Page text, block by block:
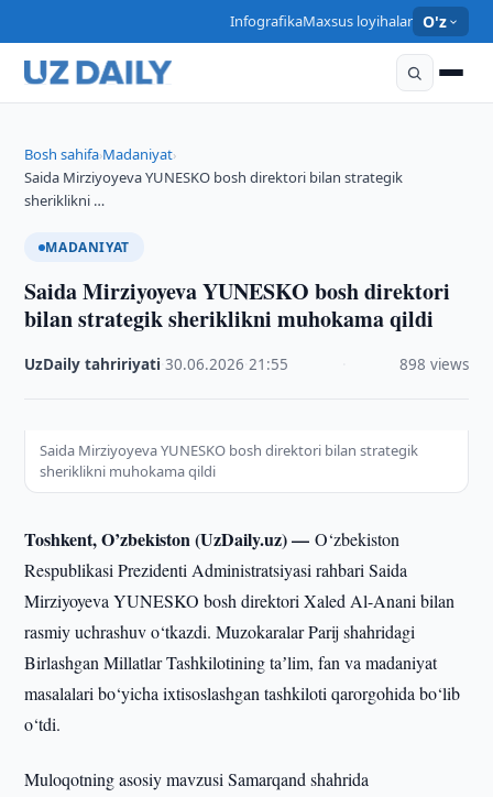
InfografikaMaxsus loyihalar O'z
Bosh sahifa›Madaniyat›
Saida Mirziyoyeva YUNESKO bosh direktori bilan strategik
sheriklikni …
MADANIYAT
Saida Mirziyoyeva YUNESKO bosh direktori
bilan strategik sheriklikni muhokama qildi
UzDaily tahririyati ·30.06.2026 ·21:55 898 views
Saida Mirziyoyeva YUNESKO bosh direktori bilan strategik
sheriklikni muhokama qildi
Toshkent, O’zbekiston (UzDaily.uz) —O‘zbekiston
Respublikasi Prezidenti Administratsiyasi rahbari Saida
Mirziyoyeva YUNESKO bosh direktori Xaled Al-Anani bilan
rasmiy uchrashuv o‘tkazdi. Muzokaralar Parij shahridagi
Birlashgan Millatlar Tashkilotining taʼlim, fan va madaniyat
masalalari bo‘yicha ixtisoslashgan tashkiloti qarorgohida bo‘lib
o‘tdi.
Muloqotning asosiy mavzusi Samarqand shahrida